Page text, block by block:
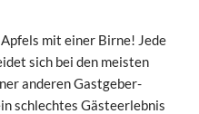
mit einer Birne! Jede
sich bei den meisten
anderen Gastgeber-
schlechtes Gästeerlebnis